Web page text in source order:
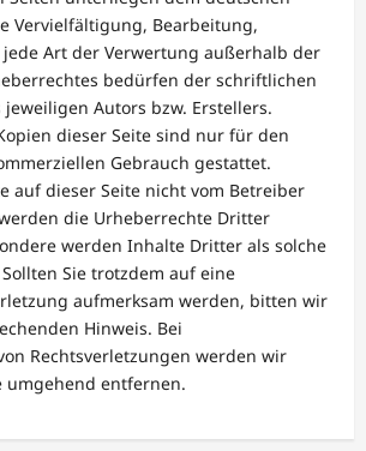
Vervielfältigung, Bearbeitung,
Art der Verwertung außerhalb der
bedürfen der schriftlichen
Autors bzw. Erstellers.
dieser Seite sind nur für den
Gebrauch gestattet.
auf dieser Seite nicht vom Betreiber
die Urheberrechte Dritter
werden Inhalte Dritter als solche
Sie trotzdem auf eine
aufmerksam werden, bitten wir
Hinweis. Bei
Rechtsverletzungen werden wir
entfernen.